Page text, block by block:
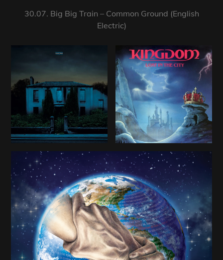
30.07. Big Big Train – Common Ground (English
Electric)